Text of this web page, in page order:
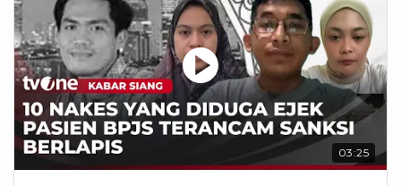
03:25